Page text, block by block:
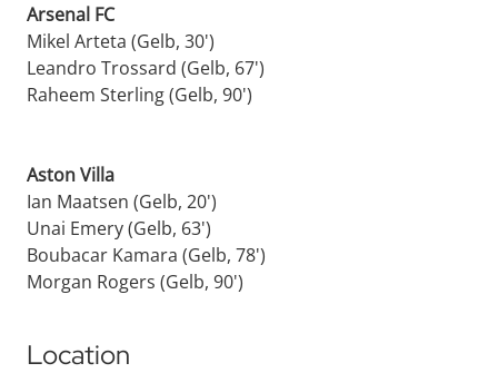
Arsenal FC
Mikel Arteta (Gelb, 30')
Leandro Trossard (Gelb, 67')
Raheem Sterling (Gelb, 90')
Aston Villa
Ian Maatsen (Gelb, 20')
Unai Emery (Gelb, 63')
Boubacar Kamara (Gelb, 78')
Morgan Rogers (Gelb, 90')
Location